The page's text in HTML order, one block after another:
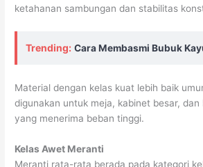
ketahanan sambungan dan stabilitas
Trending: Cara Membasmi Bubuk
Material dengan kelas kuat lebih baik
digunakan untuk meja, kabinet besar, dan
yang menerima beban tinggi.
Kelas Awet Meranti
Meranti rata-rata berada pada kategori